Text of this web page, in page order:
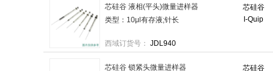
芯硅谷
I-Quip
芯硅谷 液相(平头)微量进样器
类型：10μl有存液;针长
售卖规格：1个
西域订货号： JDL940
芯硅谷
芯硅谷 锁紧头微量进样器